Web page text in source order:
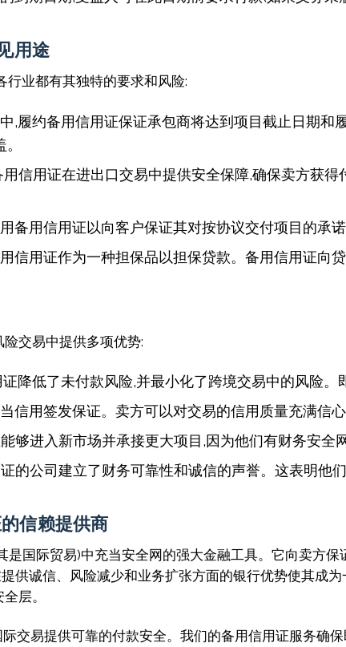
用途
行业都有其独特的要求和风险:
,履约备用信用证保证承包商将达到项目截止日期
信用证在进出口交易中提供安全保障,确保卖方获
备用信用证以向客户保证其对按协议交付项目的承
信用证作为一种担保品以担保贷款。备用信用证向
交易中提供多项优势:
降低了未付款风险,并最小化了跨境交易中的风险。
信用签发保证。卖方可以对交易的信用质量充满信
够进入新市场并承接更大项目,因为他们有财务安全
的公司建立了财务可靠性和诚信的声誉。这表明他
信赖提供商
是国际贸易)中充当安全网的强大金融工具。它向卖方
供诚信、风险减少和业务扩张方面的银行优势使其成
层。
交易提供可靠的付款安全。我们的备用信用证服务确